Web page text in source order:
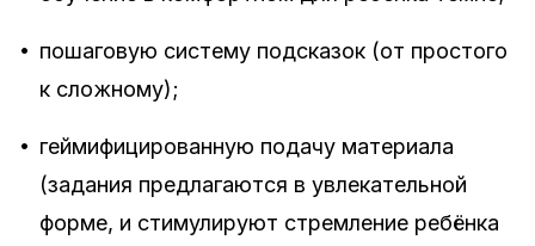
• пошаговую систему подсказок (от простого
к сложному);
• геймифицированную подачу материала
(задания предлагаются в увлекательной
форме, и стимулируют стремление ребёнка